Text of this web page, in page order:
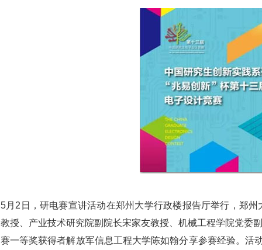
5月2日，研电赛宣讲活动在郑州大学行政楼报告厅举行，郑
教授、产业技术研究院副院长宋家友教授、机械工程学院党委
赛一等奖获得者解放军信息工程大学陈如翰分享参赛经验。